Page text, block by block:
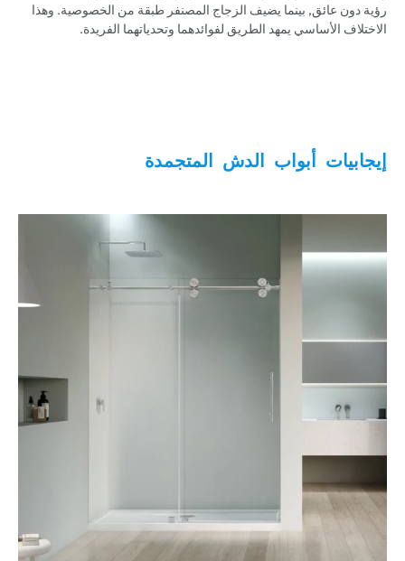
رؤية دون عائق, بينما يضيف الزجاج المصنفر طبقة من الخصوصية. وهذا
الاختلاف الأساسي يمهد الطريق لفوائدهما وتحدياتهما الفريدة.
إيجابيات أبواب الدش المتجمدة